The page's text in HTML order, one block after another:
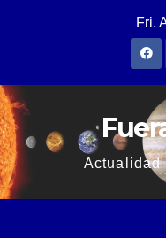
Fri.
Actualidad